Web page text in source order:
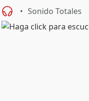
Sonido Totales